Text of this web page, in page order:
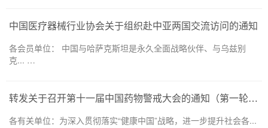
中国医疗器械行业协会关于组织赴中亚两国交流访问的通知
各会员单位： 中国与哈萨克斯坦是永久全面战略伙伴、与乌兹别
克... …
转发关于召开第十一届中国药物警戒大会的通知（第一轮）——药品和医疗器械领域
各有关单位：为深入贯彻落实“健康中国”战略，进一步提升社会各...